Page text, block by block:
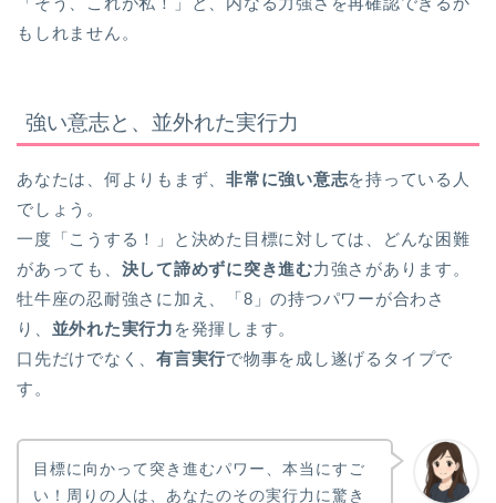
もしれません。
強い意志と、並外れた実行力
あなたは、何よりもまず、非常に強い意志を持っている人
でしょう。
一度「こうする！」と決めた目標に対しては、どんな困難
があっても、 決して諦めずに突き進む力強さがあります。
牡牛座の忍耐強さに加え、「8」の持つパワーが合わさ
り、 並外れた実行力 を発揮します。
口先だけでなく、有言実行で物事を成し遂げるタイプで
す。
目標に向かって突き進むパワー、本当にすご
い！周りの人は、あなたのその実行力に驚き